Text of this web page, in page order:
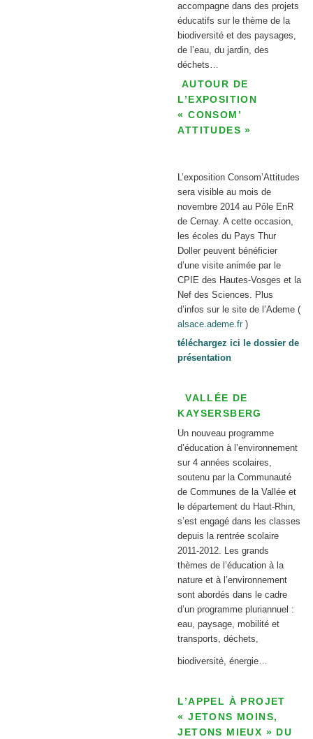
accompagne dans des projets
éducatifs sur le thème de la
biodiversité et des paysages,
de l’eau, du jardin, des
déchets…
AUTOUR DE
L’EXPOSITION
« CONSOM’
ATTITUDES »
L’exposition Consom’Attitudes
sera visible au mois de
novembre 2014 au Pôle EnR
de Cernay. A cette occasion,
les écoles du Pays Thur
Doller peuvent bénéficier
d’une visite animée par le
CPIE des Hautes-Vosges et la
Nef des Sciences. Plus
d’infos sur le site de l’Ademe (
alsace.ademe.fr)
téléchargez ici le dossier de
présentation
VALLÉE DE
KAYSERSBERG
Un nouveau programme
d’éducation à l’environnement
sur 4 années scolaires,
soutenu par la Communauté
de Communes de la Vallée et
le département du Haut-Rhin,
s’est engagé dans les classes
depuis la rentrée scolaire
2011-2012. Les grands
thèmes de l’éducation à la
nature et à l’environnement
sont abordés dans le cadre
d’un programme pluriannuel :
eau, paysage, mobilité et
transports, déchets,
biodiversité, énergie…
L’APPEL À PROJET
« JETONS MOINS,
JETONS MIEUX » DU